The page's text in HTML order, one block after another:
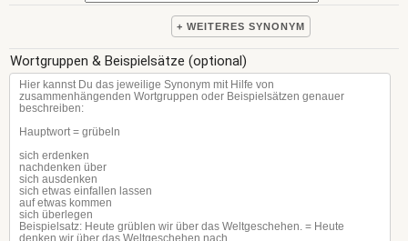
+ WEITERES SYNONYM
Wortgruppen & Beispielsätze (optional)